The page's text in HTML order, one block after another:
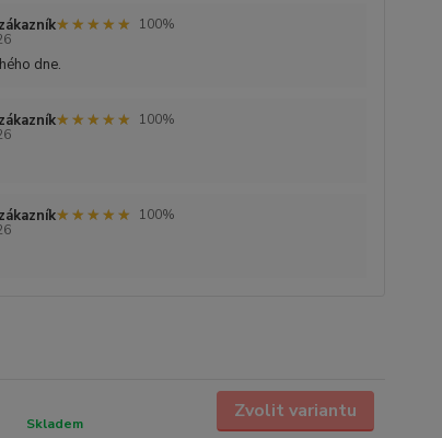
★★★★★
★★★★★
100%
dne.
★★★★★
★★★★★
100%
★★★★★
★★★★★
100%
Skladem
Zvolit variantu